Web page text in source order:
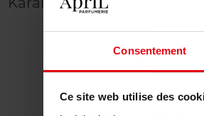
Consentement
Ce site web utilise des